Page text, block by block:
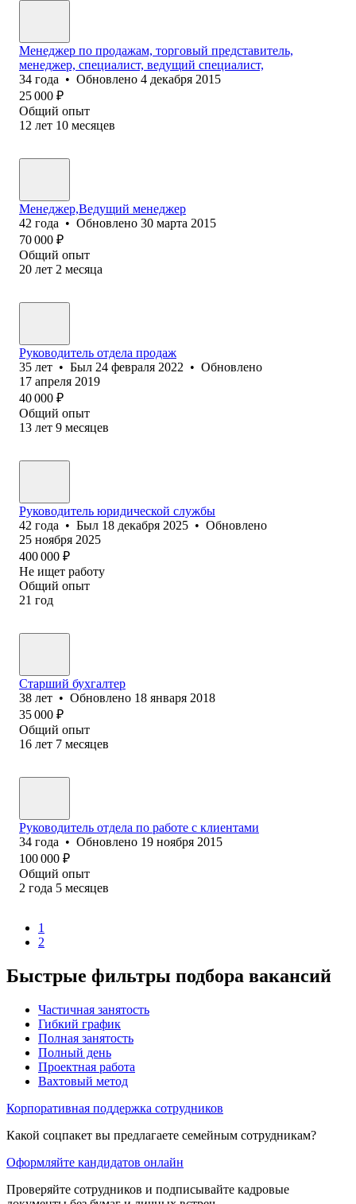
Менеджер по продажам, торговый представитель,
менеджер, специалист, ведущий специалист,
34 года • Обновлено 4 декабря 2015
25 000 ₽
Общий опыт
12 лет 10 месяцев
Менеджер,Ведущий менеджер
42 года • Обновлено 30 марта 2015
70 000 ₽
Общий опыт
20 лет 2 месяца
Руководитель отдела продаж
35 лет • Был 24 февраля 2022 • Обновлено
17 апреля 2019
40 000 ₽
Общий опыт
13 лет 9 месяцев
Руководитель юридической службы
42 года • Был 18 декабря 2025 • Обновлено
25 ноября 2025
400 000 ₽
Не ищет работу
Общий опыт
21 год
Старший бухгалтер
38 лет • Обновлено 18 января 2018
35 000 ₽
Общий опыт
16 лет 7 месяцев
Руководитель отдела по работе с клиентами
34 года • Обновлено 19 ноября 2015
100 000 ₽
Общий опыт
2 года 5 месяцев
1
2
Быстрые фильтры подбора вакансий
Частичная занятость
Гибкий график
Полная занятость
Полный день
Проектная работа
Вахтовый метод
Корпоративная поддержка сотрудников
Какой соцпакет вы предлагаете семейным сотрудникам?
Оформляйте кандидатов онлайн
Проверяйте сотрудников и подписывайте кадровые